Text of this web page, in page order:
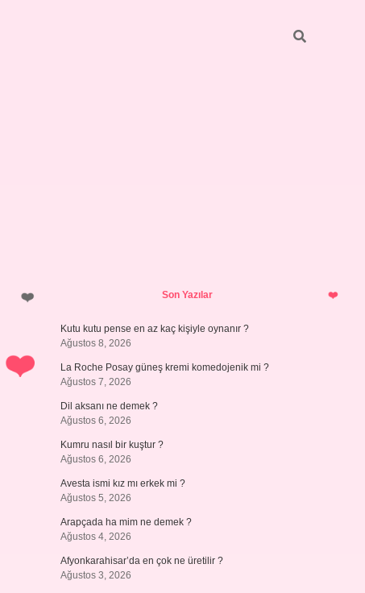
SidebarSon Yazılar
Kutu kutu pense en az kaç kişiyle oynanır ?
Ağustos 8, 2026
La Roche Posay güneş kremi komedojenik mi ?
Ağustos 7, 2026
Dil aksanı ne demek ?
Ağustos 6, 2026
Kumru nasıl bir kuştur ?
Ağustos 6, 2026
Avesta ismi kız mı erkek mi ?
Ağustos 5, 2026
Arapçada ha mim ne demek ?
Ağustos 4, 2026
Afyonkarahisar’da en çok ne üretilir ?
Ağustos 3, 2026